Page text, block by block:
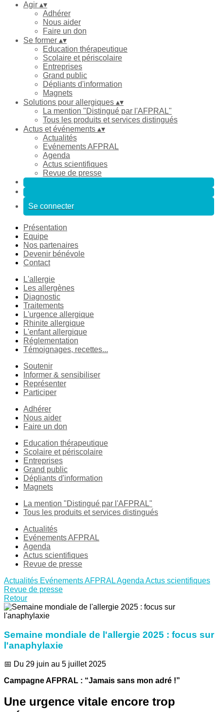
Agir ▴▾
Adhérer
Nous aider
Faire un don
Se former ▴▾
Education thérapeutique
Scolaire et périscolaire
Entreprises
Grand public
Dépliants d'information
Magnets
Solutions pour allergiques ▴▾
La mention "Distingué par l'AFPRAL"
Tous les produits et services distingués
Actus et événements ▴▾
Actualités
Evénements AFPRAL
Agenda
Actus scientifiques
Revue de presse
Se connecter
Présentation
Equipe
Nos partenaires
Devenir bénévole
Contact
L'allergie
Les allergènes
Diagnostic
Traitements
L'urgence allergique
Rhinite allergique
L'enfant allergique
Réglementation
Témoignages, recettes...
Soutenir
Informer & sensibiliser
Représenter
Participer
Adhérer
Nous aider
Faire un don
Education thérapeutique
Scolaire et périscolaire
Entreprises
Grand public
Dépliants d'information
Magnets
La mention "Distingué par l'AFPRAL"
Tous les produits et services distingués
Actualités
Evénements AFPRAL
Agenda
Actus scientifiques
Revue de presse
Actualités Evénements AFPRALAgenda Actus scientifiques
Revue de presse
Retour
Semaine mondiale de l'allergie 2025 : focus sur
l'anaphylaxie
📅 Du 29 juin au 5 juillet 2025
Campagne AFPRAL : “Jamais sans mon adré !”
Une urgence vitale encore trop